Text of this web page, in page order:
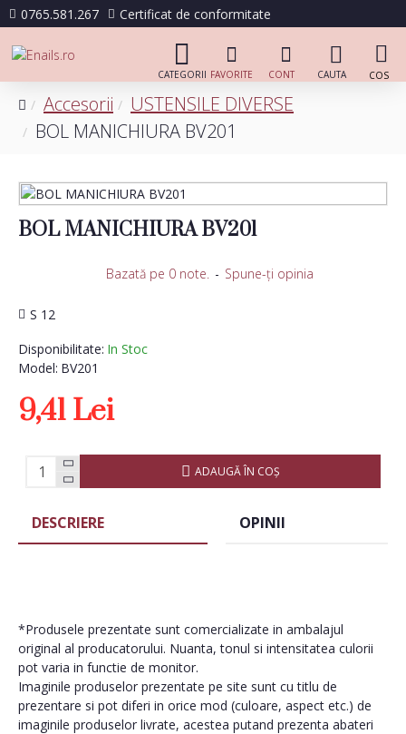
0765.581.267 Certificat de conformitate
Accesorii
USTENSILE DIVERSE
BOL MANICHIURA BV201
BOL MANICHIURA BV201
Disponibilitate: In Stoc
Model: BV201
S 12
Bazată pe 0 note. - Spune-ţi opinia
9,41 Lei
ADAUGĂ ÎN COŞ
DESCRIERE OPINII
*Produsele prezentate sunt comercializate in ambalajul
original al producatorului. Nuanta, tonul si intensitatea culorii
pot varia in functie de monitor.
Imaginile produselor prezentate pe site sunt cu titlu de
prezentare si pot diferi in orice mod (culoare, aspect etc.) de
imaginile produselor livrate, acestea putand prezenta abateri